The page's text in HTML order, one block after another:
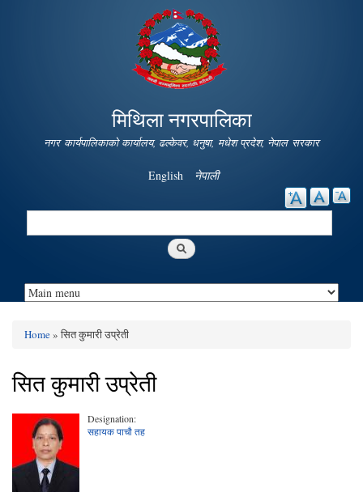
Skip to
main
content
मिथिला नगरपालिका
नगर कार्यपालिकाको कार्यालय, ढल्केवर, धनुषा, मधेश प्रदेश, नेपाल सरकार
English नेपाली
Search
You are here
Home» सित कुमारी उप्रेती
सित कुमारी उप्रेती
Designation:
सहायक पाचौ तह